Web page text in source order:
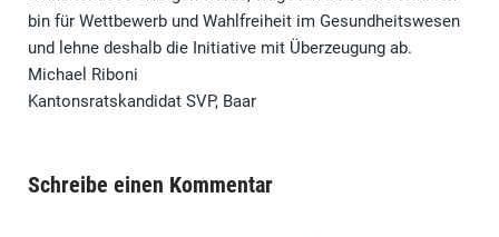
bin für Wettbewerb und Wahlfreiheit im Gesundheitswesen
und lehne deshalb die Initiative mit Überzeugung ab.
Michael Riboni
Kantonsratskandidat SVP, Baar
Schreibe einen Kommentar